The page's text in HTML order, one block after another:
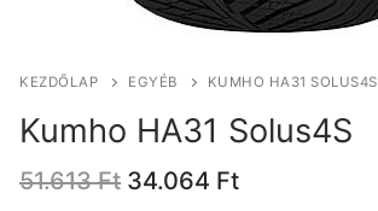
KEZDŐLAP EGYÉB KUMHO HA31 SOLUS4S
Kumho HA31 Solus4S
51.613Ft Original
34.064 FtCurrent